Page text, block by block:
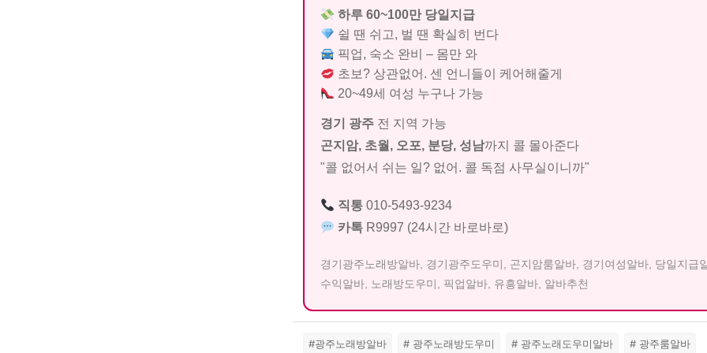
하루 60~100만 당일지급
쉴 땐 쉬고, 벌 땐 확실히 번다
픽업, 숙소 완비 – 몸만 와
초보? 상관없어. 센 언니들이 케어해줄게
20~49세 여성 누구나 가능
경기 광주 전 지역 가능
곤지암, 초월, 오포, 분당, 성남까지 콜 몰아준다
"콜 없어서 쉬는 일? 없어. 콜 독점 사무실이니까"
직통 010-5493-9234
카톡 R9997 (24시간 바로바로)
경기광주노래방알바, 경기광주도우미, 곤지암룸알바, 경기여성알바, 당일지급
수익알바, 노래방도우미, 픽업알바, 유흥알바, 알바추천
#광주노래방알바 # 광주노래방도우미 # 광주노래도우미알바 # 광주룸알바